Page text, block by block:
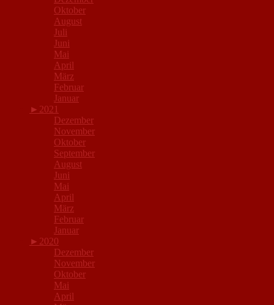
Oktober
August
Juli
Juni
Mai
April
März
Februar
Januar
► 2021
Dezember
November
Oktober
September
August
Juni
Mai
April
März
Februar
Januar
► 2020
Dezember
November
Oktober
Mai
April